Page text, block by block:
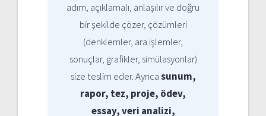
adım, açıklamalı, anlaşılır ve doğru
bir şekilde çözer, çözümleri
(denklemler, ara işlemler,
sonuçlar, grafikler, simülasyonlar)
size teslim eder. Ayrıcasunum,
rapor, tez, proje, ödev,
essay, veri analizi,